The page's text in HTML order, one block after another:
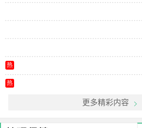
热
热
更多精彩内容